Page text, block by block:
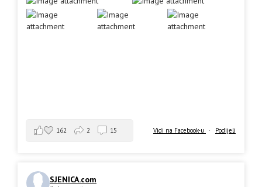
Vidi na Facebook-u · Podijeli
162 2 15
SJENICA.com